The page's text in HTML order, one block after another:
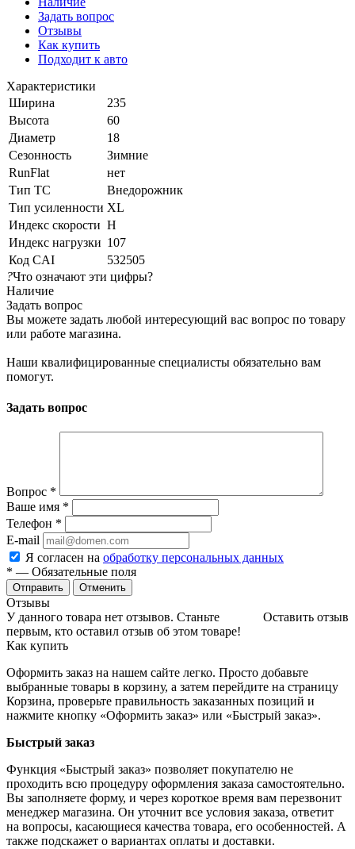
Задать вопрос
Отзывы
Как купить
Подходит к авто
Характеристики
Ширина
235
Высота
60
Диаметр
18
Сезонность
Зимние
RunFlat
нет
Тип ТС
Внедорожник
Тип усиленности XL
Индекс скорости H
Индекс нагрузки 107
Код CAI
532505
?Что означают эти цифры?
Наличие
Задать вопрос
Вы можете задать любой интересующий вас вопрос по товару
или работе магазина.
Наши квалифицированные специалисты обязательно вам
помогут.
Задать вопрос
Вопрос *
Ваше имя *
Телефон *
E-mail
Я согласен на обработку персональных данных
* — Обязательные поля
Отменить
Отзывы
Оставить отзыв
У данного товара нет отзывов. Станьте
первым, кто оставил отзыв об этом товаре!
Как купить
Оформить заказ на нашем сайте легко. Просто добавьте
выбранные товары в корзину, а затем перейдите на страницу
Корзина, проверьте правильность заказанных позиций и
нажмите кнопку «Оформить заказ» или «Быстрый заказ».
Быстрый заказ
Функция «Быстрый заказ» позволяет покупателю не
проходить всю процедуру оформления заказа самостоятельно.
Вы заполняете форму, и через короткое время вам перезвонит
менеджер магазина. Он уточнит все условия заказа, ответит
на вопросы, касающиеся качества товара, его особенностей. А
также подскажет о вариантах оплаты и доставки.